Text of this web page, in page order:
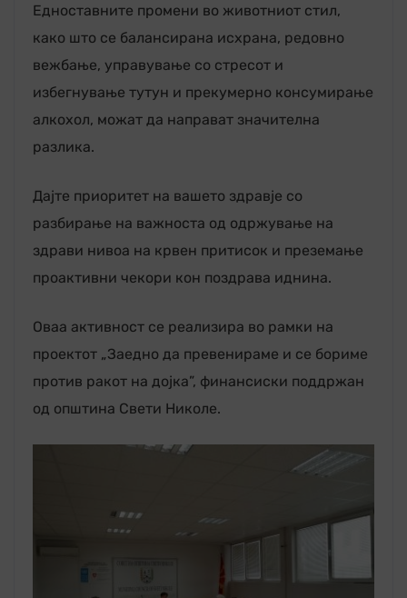
Едноставните промени во животниот стил,
како што се балансирана исхрана, редовно
вежбање, управување со стресот и
избегнување тутун и прекумерно консумирање
алкохол, можат да направат значителна
разлика.
Дајте приоритет на вашето здравје со
разбирање на важноста од одржување на
здрави нивоа на крвен притисок и преземање
проактивни чекори кон поздрава иднина.
Оваа активност се реализира во рамки на
проектот „Заедно да превенираме и се бориме
против ракот на дојка”, финансиски поддржан
од општина Свети Николе.